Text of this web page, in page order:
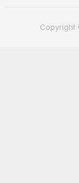
Copyright